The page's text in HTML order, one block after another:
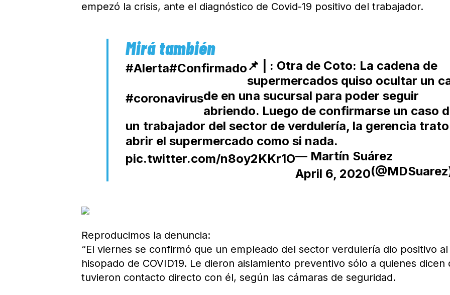
empezó la crisis, ante el diagnóstico de Covid-19 positivo del trabajador.
📌
#Alerta#Confirmado
: Otra de Coto: La cadena de
supermercados quiso ocultar un
de
#coronavirus
en una sucursal para poder seguir
abriendo. Luego de confirmarse un caso
un trabajador del sector de verdulería, la gerencia
abrir el supermercado como si nada.
pic.twitter.com/n8oy2KKr1O— Martín Suárez
April 6, 2020
Reproducimos la denuncia:
“El viernes se confirmó que un empleado del sector verdulería dio positivo al
hisopado de COVID19. Le dieron aislamiento preventivo sólo a quienes dicen
tuvieron contacto directo con él, según las cámaras de seguridad.